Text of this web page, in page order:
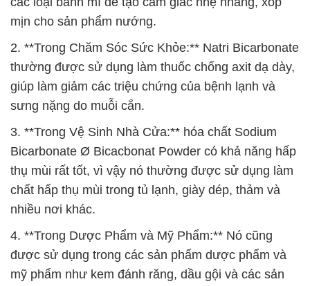
mịn cho sản phẩm nướng.
2. **Trong Chăm Sóc Sức Khỏe:** Natri Bicarbonate
thường được sử dụng làm thuốc chống axit dạ dày,
giúp làm giảm các triệu chứng của bệnh lạnh và
sưng nặng do muỗi cắn.
3. **Trong Vệ Sinh Nhà Cửa:** hóa chất Sodium
Bicarbonate Ø Bicacbonat Powder có khả năng hấp
thụ mùi rất tốt, vì vậy nó thường được sử dụng làm
chất hấp thụ mùi trong tủ lạnh, giày dép, thảm và
nhiều nơi khác.
4. **Trong Dược Phẩm và Mỹ Phẩm:** Nó cũng
được sử dụng trong các sản phẩm dược phẩm và
mỹ phẩm như kem đánh răng, dầu gội và các sản